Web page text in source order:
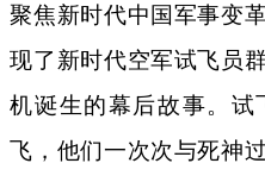
聚焦新时代中国军事变
现了 新时代空军试飞员
机诞生的幕后故事。试
飞，他们一次次与死神过